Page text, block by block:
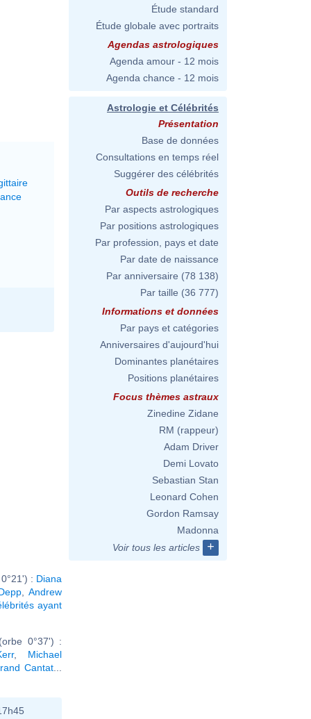
: Diana
,Andrew
ayant
0°37') :
, Michael
Cantat
Étude standard
Étude globale avec portraits
Agendas astrologiques
Agenda amour - 12 mois
Agenda chance - 12 mois
Astrologie et Célébrités
Présentation
Base de données
Consultations en temps réel
Suggérer des célébrités
Outils de recherche
Par aspects astrologiques
Par positions astrologiques
Par profession, pays et date
Par date de naissance
Par anniversaire (78 138)
Par taille (36 777)
Informations et données
Par pays et catégories
Anniversaires d'aujourd'hui
Dominantes planétaires
Positions planétaires
Focus thèmes astraux
Zinedine Zidane
RM (rappeur)
Adam Driver
Demi Lovato
Sebastian Stan
Leonard Cohen
Gordon Ramsay
Madonna
Voir tous les articles
+